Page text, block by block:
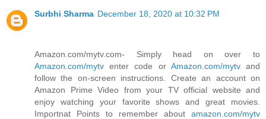
Surbhi Sharma December 18, 2020 at 10:32 PM
Amazon.com/mytv.com- Simply head on over to
Amazon.com/mytv enter code or Amazon.com/mytvand
follow the on-screen instructions. Create an account on
Amazon Prime Video from your TV official website and
enjoy watching your favorite shows and great movies.
Importnat Points to remember about amazon.com/mytv